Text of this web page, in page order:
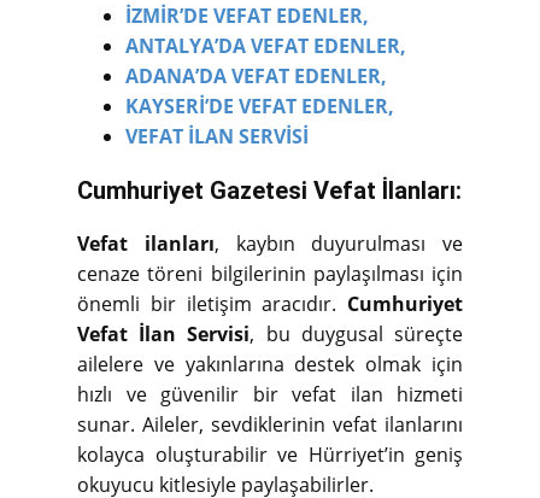
İZMİR’DE VEFAT EDENLER,
ANTALYA’DA VEFAT EDENLER,
ADANA’DA VEFAT EDENLER,
KAYSERİ’DE VEFAT EDENLER,
VEFAT İLAN SERVİSİ
Cumhuriyet Gazetesi Vefat İlanları:
Vefat ilanları, kaybın duyurulması ve
cenaze töreni bilgilerinin paylaşılması için
önemli bir iletişim aracıdır. Cumhuriyet
Vefat İlan Servisi, bu duygusal süreçte
ailelere ve yakınlarına destek olmak için
hızlı ve güvenilir bir vefat ilan hizmeti
sunar. Aileler, sevdiklerinin vefat ilanlarını
kolayca oluşturabilir ve Hürriyet’in geniş
okuyucu kitlesiyle paylaşabilirler.